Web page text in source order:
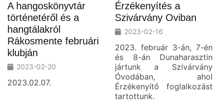
A hangoskönyvtár
történetéről és a
hangtálakról
Rákosmente februári
klubján
2023-02-20
2023.02.07.
Érzékenyítés a
Szivárvány Oviban
2023-02-16
2023. február 3-án, 7-én
és 8-án Dunaharasztin
jártunk a Szivárvány
Óvodában, ahol
Érzékenyítő foglalkozást
tartottunk.